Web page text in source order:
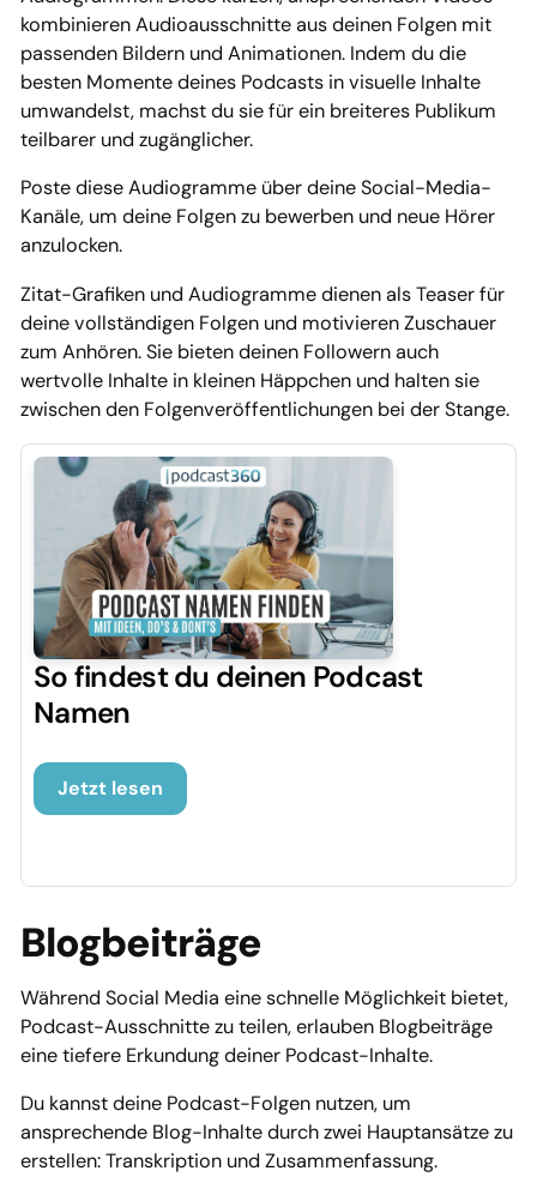
kombinieren Audioausschnitte aus deinen Folgen mit
passenden Bildern und Animationen. Indem du die
besten Momente deines Podcasts in visuelle Inhalte
umwandelst, machst du sie für ein breiteres Publikum
teilbarer und zugänglicher.
Poste diese Audiogramme über deine Social-Media-
Kanäle, um deine Folgen zu bewerben und neue Hörer
anzulocken.
Zitat-Grafiken und Audiogramme dienen als Teaser für
deine vollständigen Folgen und motivieren Zuschauer
zum Anhören. Sie bieten deinen Followern auch
wertvolle Inhalte in kleinen Häppchen und halten sie
zwischen den Folgenveröffentlichungen bei der Stange.
So findest du deinen Podcast
Namen
Jetzt lesen
Blogbeiträge
Während Social Media eine schnelle Möglichkeit bietet,
Podcast-Ausschnitte zu teilen, erlauben Blogbeiträge
eine tiefere Erkundung deiner Podcast-Inhalte.
Du kannst deine Podcast-Folgen nutzen, um
ansprechende Blog-Inhalte durch zwei Hauptansätze zu
erstellen: Transkription und Zusammenfassung.